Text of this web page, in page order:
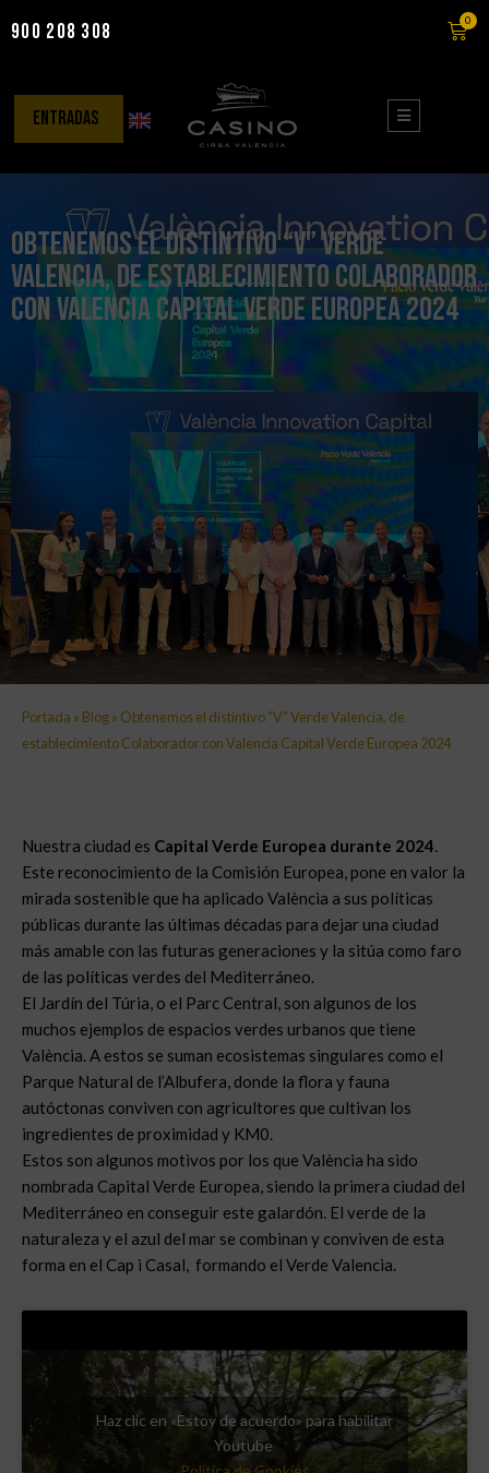
contenido
900 208 308 0
entradas
Obtenemos el distintivo “V” Verde
Valencia, de establecimiento Colaborador
con Valencia Capital Verde Europea 2024
Portada » Blog» Obtenemos el distintivo “V” Verde Valencia, de
establecimiento Colaborador con Valencia Capital Verde Europea 2024
Nuestra ciudad es Capital Verde Europea durante 2024.
Este reconocimiento de la Comisión Europea, pone en valor la
mirada sostenible que ha aplicado València a sus políticas
públicas durante las últimas décadas para dejar una ciudad
más amable con las futuras generaciones y la sitúa como faro
de las políticas verdes del Mediterráneo.
El Jardín del Túria, o el Parc Central, son algunos de los
muchos ejemplos de espacios verdes urbanos que tiene
València. A estos se suman ecosistemas singulares como el
Parque Natural de l’Albufera, donde la flora y fauna
autóctonas conviven con agricultores que cultivan los
ingredientes de proximidad y KM0.
Estos son algunos motivos por los que València ha sido
nombrada Capital Verde Europea, siendo la primera ciudad del
Mediterráneo en conseguir este galardón. El verde de la
naturaleza y el azul del mar se combinan y conviven de esta
forma en el Cap i Casal, formando el Verde Valencia.
Haz clic en «Estoy de acuerdo» para habilitar
Youtube